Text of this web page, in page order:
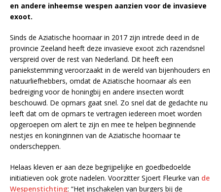
en andere inheemse wespen aanzien voor de invasieve
exoot.
Sinds de Aziatische hoornaar in 2017 zijn intrede deed in de
provincie Zeeland heeft deze invasieve exoot zich razendsnel
verspreid over de rest van Nederland. Dit heeft een
paniekstemming veroorzaakt in de wereld van bijenhouders en
natuurliefhebbers, omdat de Aziatische hoornaar als een
bedreiging voor de honingbij en andere insecten wordt
beschouwd. De opmars gaat snel. Zo snel dat de gedachte nu
leeft dat om de opmars te vertragen iedereen moet worden
opgeroepen om alert te zijn en mee te helpen beginnende
nestjes en koninginnen van de Aziatische hoornaar te
onderscheppen.
Helaas kleven er aan deze begrijpelijke en goedbedoelde
initiatieven ook grote nadelen. Voorzitter Sjoert Fleurke van de
Wespenstichting: “Het inschakelen van burgers bij de